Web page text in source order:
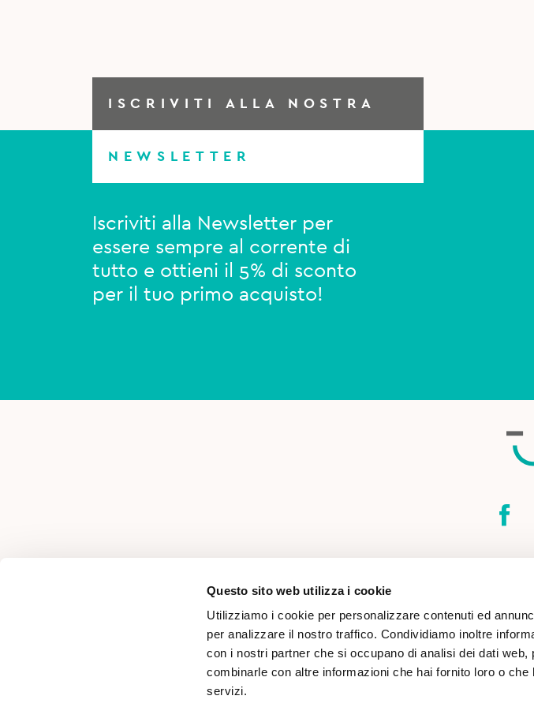
Questo sito web utilizza i cookie
Utilizziamo i cookie per personalizzare contenuti ed
per analizzare il nostro traffico. Condividiamo inoltre
con i nostri partner che si occupano di analisi dei dati
combinarle con altre informazioni che hai fornito loro o
servizi.
ISCRIVITI ALLA NOSTRA
NEWSLETTER
Iscriviti alla Newsletter per
essere sempre al corrente di
tutto e ottieni il 5% di sconto
per il tuo primo acquisto!